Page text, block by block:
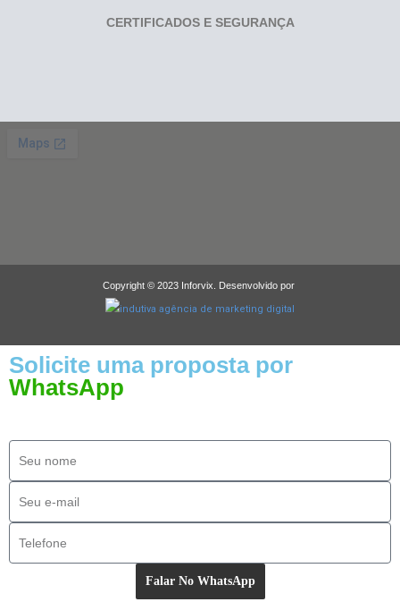
CERTIFICADOS E SEGURANÇA
Copyright © 2023 Inforvix. Desenvolvido por
Solicite uma proposta por
WhatsApp
Falar No WhatsApp